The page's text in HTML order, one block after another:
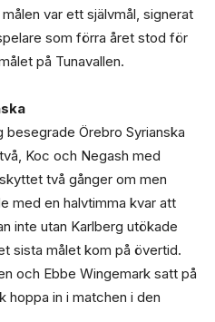
var ett självmål, signerat
som förra året stod för
på Tunavallen.
besegrade Örebro Syrianska
Koc och Negash med
två gånger om men
med en halvtimma kvar att
inte utan Karlberg utökade
sista målet kom på övertid.
och Ebbe Wingemark satt på
hoppa in i matchen i den